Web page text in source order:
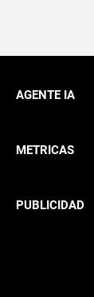
AGENTE IA
METRICAS
PUBLICIDAD